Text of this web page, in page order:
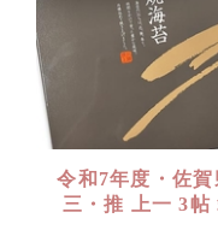
令和7年度・佐
三・推 上一 3帖